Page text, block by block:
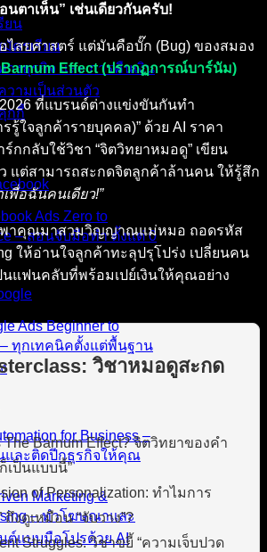
ยน
ครเรียน
างธุรกิจ และ การคืนเงิน
วามเป็นส่วนตัว
กกี้
Ads Zero to
– สอนจับมือทำ ตั้งแต่ 0
Ads Beginner to
– ทุกเทคนิคตั้งแต่พื้นฐาน
for Business –
และติดปีกธุรกิจให้คุณ
Marketing &
– ทำโฆษณาและ
ต์แบบมือโปรด้วย AI
ตาเห็น” เช่นเดียวกันครับ!
ไสยศาสตร์ แต่มันคือบั๊ก (Bug) ของสมอง
Effect (ปรากฏการณ์บาร์นัม)
ที่แบรนด์ต่างแข่งขันกันทำ
รรู้ใจลูกค้ารายบุคคล)” ด้วย AI ราคา
กกลับใช้วิชา “จิตวิทยาหมอดู” เขียน
แต่สามารถสะกดจิตลูกค้าล้านคน ให้รู้สึก
พื่อฉันคนเดียว!”
าคุณมาสวมวิญญาณแม่หมอ ถอดรหัส
ให้อ่านใจลูกค้าทะลุปรุโปร่ง เปลี่ยนคน
แฟนคลับที่พร้อมเปย์เงินให้คุณอย่าง
วิชาหมอดูสะกด
The Barnum Effect? จิตวิทยาของคำ
เป็นแบบนี้”
of Personalization: ทำไมการ
ถึงดูเหมือน “จับวาง”?
Struggles: วิชาขยี้ “ความเจ็บปวด